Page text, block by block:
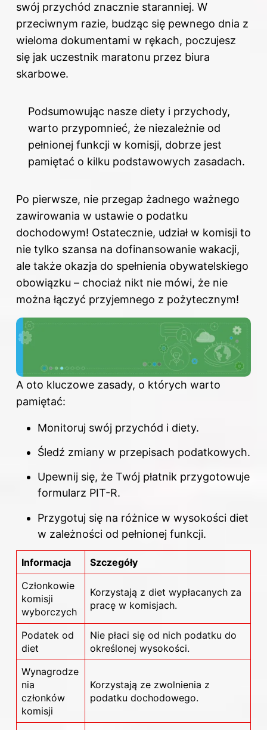
swój przychód znacznie staranniej. W
przeciwnym razie, budząc się pewnego dnia z
wieloma dokumentami w rękach, poczujesz
się jak uczestnik maratonu przez biura
skarbowe.
Podsumowując nasze diety i przychody,
warto przypomnieć, że niezależnie od
pełnionej funkcji w komisji, dobrze jest
pamiętać o kilku podstawowych zasadach.
Po pierwsze, nie przegap żadnego ważnego
zawirowania w ustawie o podatku
dochodowym! Ostatecznie, udział w komisji to
nie tylko szansa na dofinansowanie wakacji,
ale także okazja do spełnienia obywatelskiego
obowiązku – chociaż nikt nie mówi, że nie
można łączyć przyjemnego z pożytecznym!
A oto kluczowe zasady, o których warto
pamiętać:
Monitoruj swój przychód i diety.
Śledź zmiany w przepisach podatkowych.
Upewnij się, że Twój płatnik przygotowuje
formularz PIT-R.
Przygotuj się na różnice w wysokości diet
w zależności od pełnionej funkcji.
Informacja
Szczegóły
Członkowie
komisji
wyborczych
Korzystają z diet wypłacanych za
pracę w komisjach.
Podatek od
diet
Nie płaci się od nich podatku do
określonej wysokości.
Wynagrodze
nia
członków
komisji
Korzystają ze zwolnienia z
podatku dochodowego.